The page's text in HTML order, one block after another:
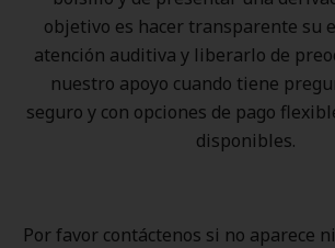
objetivo es hacer transparente su
atención auditiva y liberarlo de
nuestro apoyo cuando tiene
seguro y con opciones de pago
disponibles.
Por favor contáctenos si no aparece